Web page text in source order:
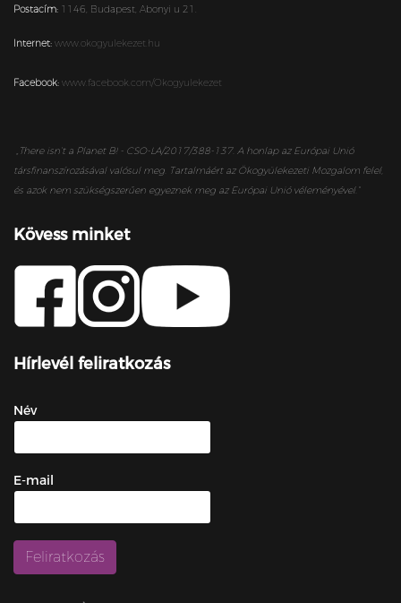
Postacím: 1146, Budapest, Abonyi u 21.
Internet: www.okogyulekezet.hu
Facebook: www.facebook.com/Okogyulekezet
„ There isn’t a Planet B! - CSO-LA/2017/388-137. A honlap az Európai Unió
társfinanszírozásával valósul meg. Tartalmáért az Ökogyülekezeti Mozgalom felel,
és azok nem szükségszerűen egyeznek meg az Európai Unió véleményével.”
Kövess minket
Hírlevél feliratkozás
Név
E-mail